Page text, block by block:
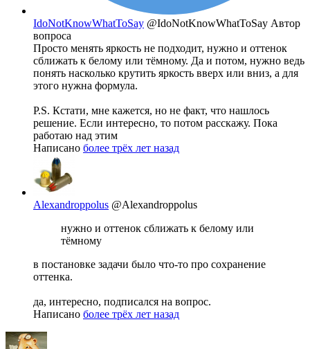
IdoNotKnowWhatToSay @IdoNotKnowWhatToSay Автор
вопроса
Просто менять яркость не подходит, нужно и оттенок
сближать к белому или тёмному. Да и потом, нужно ведь
понять насколько крутить яркость вверх или вниз, а для
этого нужна формула.
P.S. Кстати, мне кажется, но не факт, что нашлось
решение. Если интересно, то потом расскажу. Пока
работаю над этим
Написано более трёх лет назад
Alexandroppolus @Alexandroppolus
нужно и оттенок сближать к белому или
тёмному
в постановке задачи было что-то про сохранение
оттенка.
да, интересно, подписался на вопрос.
Написано более трёх лет назад